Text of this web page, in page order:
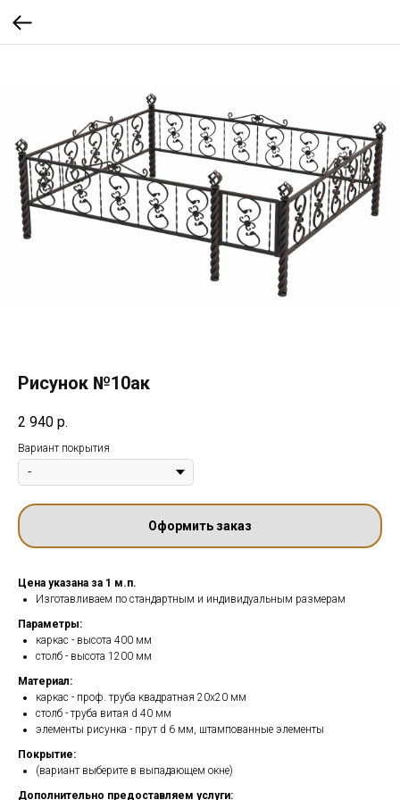
Рисунок №10ак
2 940 р.
Вариант покрытия
Оформить заказ
Цена указана за 1 м.п.
Изготавливаем по стандартным и индивидуальным размерам
Параметры:
каркас - высота 400 мм
столб - высота 1200 мм
Материал:
каркас - проф. труба квадратная 20х20 мм
столб - труба витая d 40 мм
элементы рисунка - прут d 6 мм, штампованные элементы
Покрытие:
(вариант выберите в выпадающем окне)
Дополнительно предоставляем услуги: